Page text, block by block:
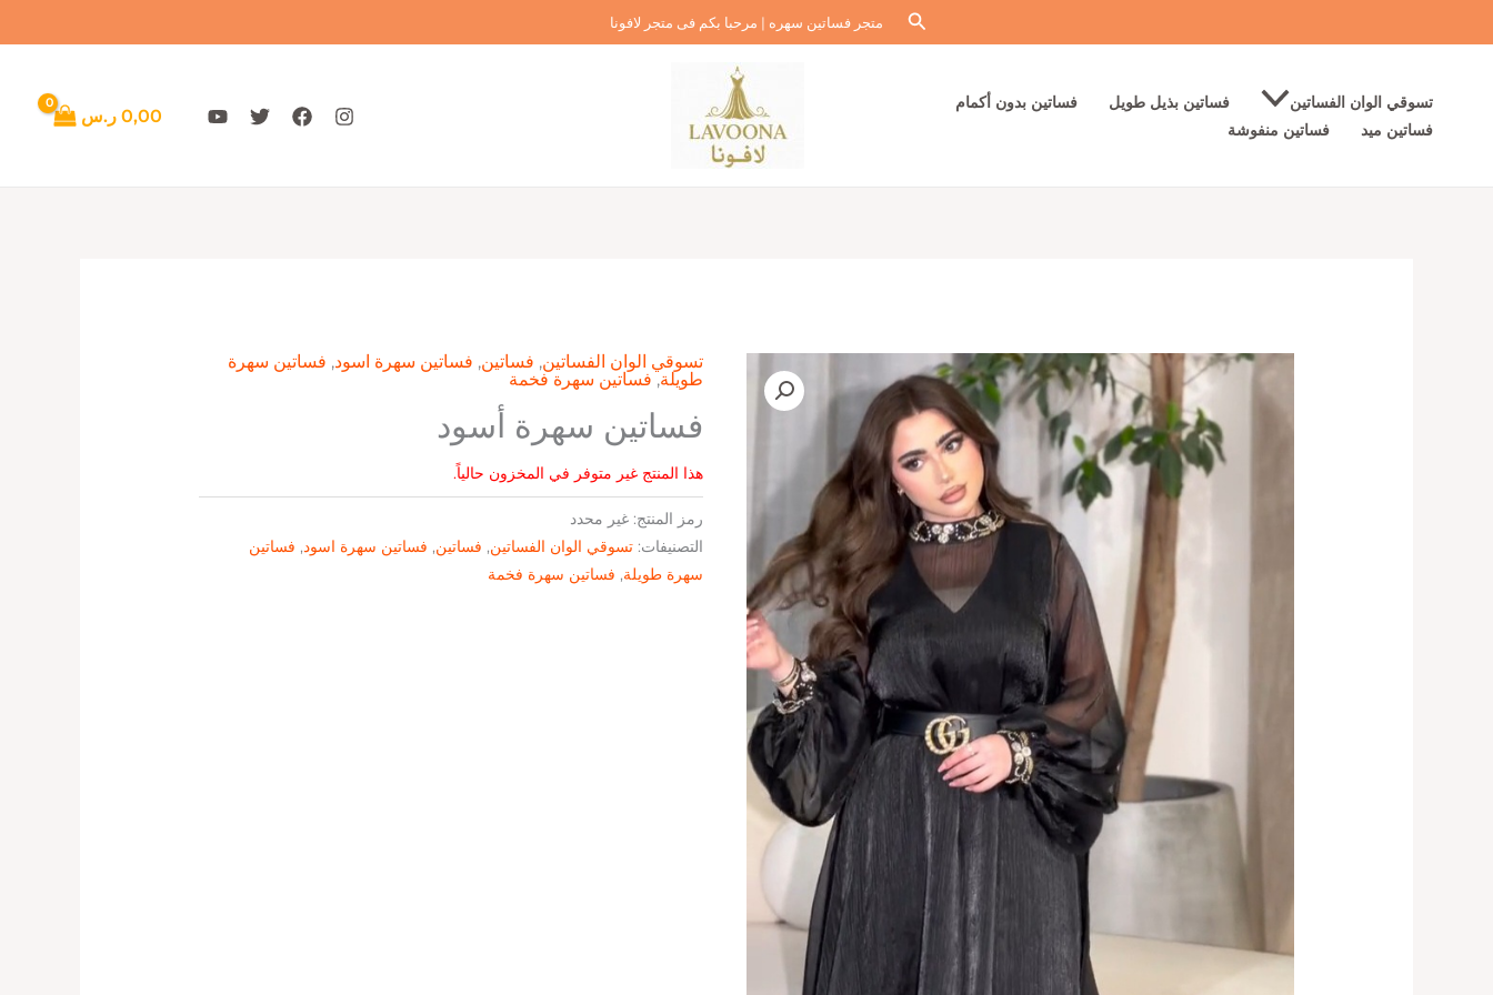
إلى
البحثمتجر فساتين سهره | مرحبا بكم فى متجر لافونا
تسوقي الوان الفساتين فساتين بذيل طويل
فساتين بدون أكمام
فساتين ميد
فساتين منفوشة
0,00 ر.س
تسوقي الوان الفساتين, فساتين, فساتين سهرة اسود, فساتين سهرة
طويلة, فساتين سهرة فخمة
فساتين سهرة أسود
هذا المنتج غير متوفر في المخزون حالياً.
رمز المنتج:غير محدد
التصنيفات:تسوقي الوان الفساتين, فساتين, فساتين سهرة اسود, فساتين
سهرة طويلة, فساتين سهرة فخمة